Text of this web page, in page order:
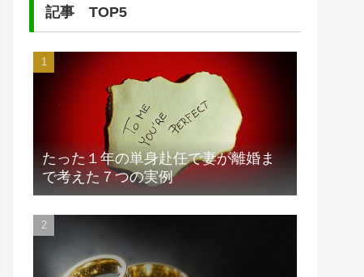
記事 TOP5
たった１年の単身赴任で妻が離婚ま
で考えた７つの実例